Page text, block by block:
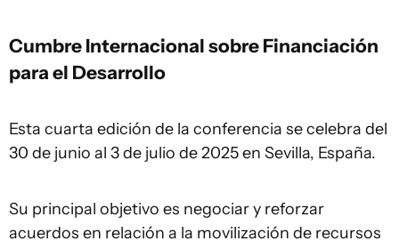
Cumbre Internacional sobre Financiación
para el Desarrollo
Esta cuarta edición de la conferencia se celebra del
30 de junio al 3 de julio de 2025 en Sevilla, España.
Su principal objetivo es negociar y reforzar
acuerdos en relación a la movilización de recursos